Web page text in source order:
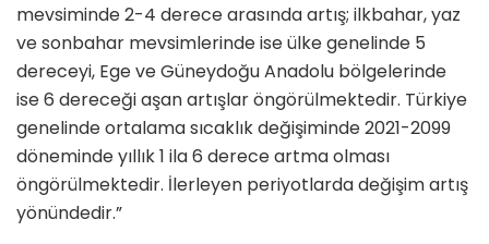
mevsiminde 2-4 derece arasında artış; ilkbahar, yaz
ve sonbahar mevsimlerinde ise ülke genelinde 5
dereceyi, Ege ve Güneydoğu Anadolu bölgelerinde
ise 6 dereceği aşan artışlar öngörülmektedir. Türkiye
genelinde ortalama sıcaklık değişiminde 2021-2099
döneminde yıllık 1 ila 6 derece artma olması
öngörülmektedir. İlerleyen periyotlarda değişim artış
yönündedir.”